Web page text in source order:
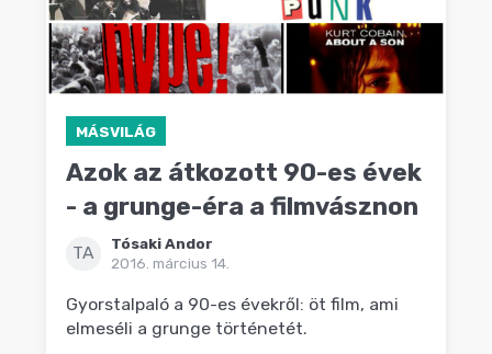
MÁSVILÁG
Azok az átkozott 90-es évek
- a grunge-éra a filmvásznon
TA
Tósaki Andor
2016. március 14.
Gyorstalpaló a 90-es évekről: öt film, ami
elmeséli a grunge történetét.